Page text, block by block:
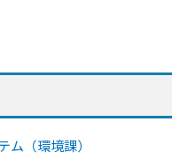
（環境課）